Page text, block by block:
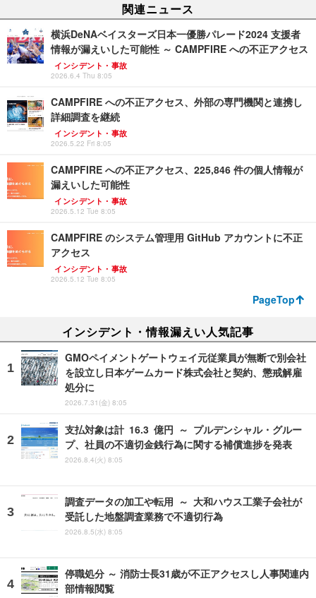
関連ニュース
横浜DeNAベイスターズ日本一優勝パレード2024 支援者
情報が漏えいした可能性 ～ CAMPFIRE への不正アクセス
インシデント・事故
2026.6.4 Thu 8:05
CAMPFIRE への不正アクセス、外部の専門機関と連携し
詳細調査を継続
インシデント・事故
2026.5.22 Fri 8:05
CAMPFIRE への不正アクセス、225,846 件の個人情報が
漏えいした可能性
インシデント・事故
2026.5.12 Tue 8:05
CAMPFIRE のシステム管理用 GitHub アカウントに不正
アクセス
インシデント・事故
2026.5.12 Tue 8:05
PageTop
インシデント・情報漏えい人気記事
GMOペイメントゲートウェイ元従業員が無断で別会社
を設立し日本ゲームカード株式会社と契約、懲戒解雇
処分に
2026.7.31(金) 8:05
支払対象は計 16.3 億円 ～ プルデンシャル・グルー
プ、社員の不適切金銭行為に関する補償進捗を発表
2026.8.4(火) 8:05
調査データの加工や転用 ～ 大和ハウス工業子会社が
受託した地盤調査業務で不適切行為
2026.8.5(水) 8:05
停職処分 ～ 消防士長31歳が不正アクセスし人事関連内
部情報閲覧